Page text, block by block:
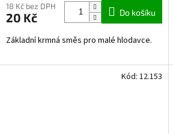
18 Kč bez DPH
20 Kč Do košíku
Základní krmná směs pro malé hlodavce.
Kód: 12.153